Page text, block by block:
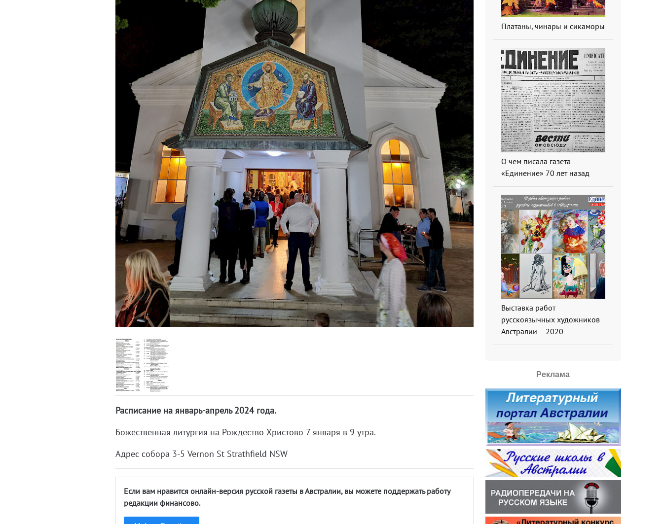
Расписание на январь-апрель 2024 года.
Божественная литургия на Рождество Христово 7 января в 9 утра.
Адрес собора 3-5 Vernon St Strathfield NSW
Если вам нравится онлайн-версия русской газеты в Австралии, вы можете поддержать работу
редакции финансово.
Платаны, чинары и сикаморы
О чем писала газета
«Единение» 70 лет назад
Выставка работ
русскоязычных художников
Австралии – 2020
Реклама